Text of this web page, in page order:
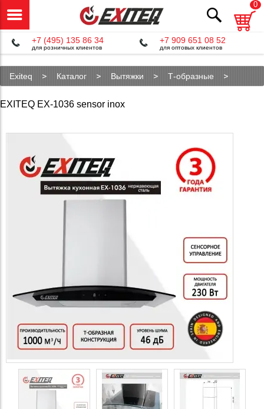
0
+7 (495) 135 86 34
для розничных клиентов
+7 909 651 08 52
для оптовых клиентов
Exiteq Каталог Вытяжки
Т-образные
EXITEQ EX-1036 sensor inox